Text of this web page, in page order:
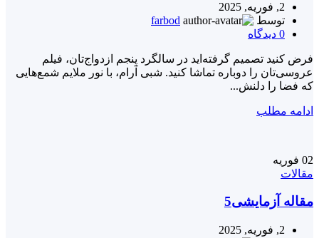
2, فوریه, 2025
توسط
farbod
0 دیدگاه
فرض کنید تصمیم گرفته‌اید در سالگرد پنجم ازدواج‌تان، فیلم
عروسی‌تان را دوباره تماشا کنید. شبی آرام، با نور ملایم شمع‌هایی
که فضا را دلنش...
ادامه مطلب
02 فوریه
مقالات
مقاله آزمایشی5
2, فوریه, 2025